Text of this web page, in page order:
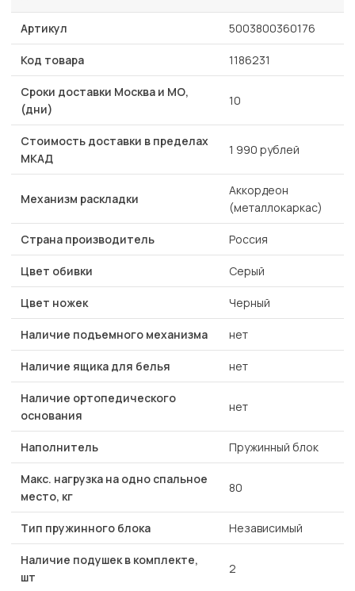
Артикул 5003800360176
Код товара 1186231
Сроки доставки Москва и МО,
(дни)
10
Стоимость доставки в пределах
МКАД
1 990 рублей
Механизм раскладки
Аккордеон
(металлокаркас)
Страна производитель Россия
Цвет обивки Серый
Цвет ножек Черный
Наличие подъемного механизма нет
Наличие ящика для белья нет
Наличие ортопедического
основания
нет
Наполнитель Пружинный блок
Макс. нагрузка на одно спальное
место, кг
80
Тип пружинного блока Независимый
Наличие подушек в комплекте,
шт
2